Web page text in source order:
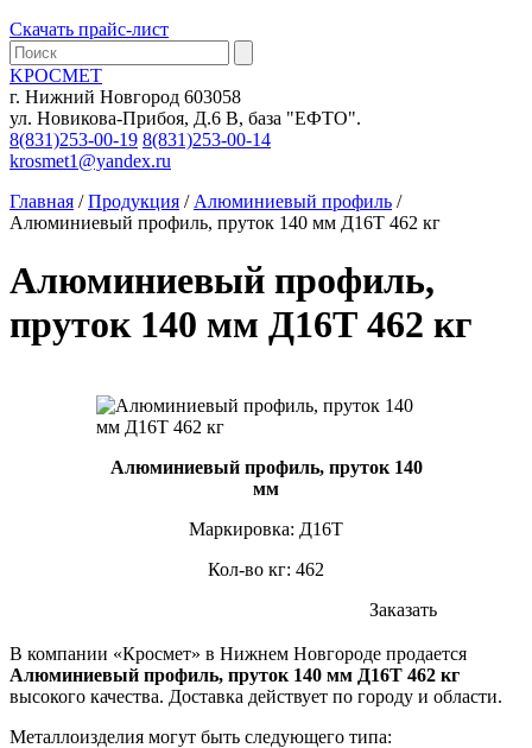
Скачать прайс-лист
KРОСМЕТ
г. Нижний Новгород 603058
ул. Новикова-Прибоя, Д.6 В, база "ЕФТО".
8(831)253-00-19 8(831)253-00-14
krosmet1@yandex.ru
Главная /Продукция / Алюминиевый профиль /
Алюминиевый профиль, пруток 140 мм Д16Т 462 кг
Алюминиевый профиль,
пруток 140 мм Д16Т 462 кг
Алюминиевый профиль, пруток 140
мм
Маркировка: Д16Т
Кол-во кг: 462
Заказать
В компании «Кросмет» в Нижнем Новгороде продается
Алюминиевый профиль, пруток 140 мм Д16Т 462 кг
высокого качества. Доставка действует по городу и области.
Металлоизделия могут быть следующего типа: